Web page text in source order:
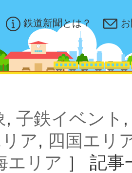
鉄道新聞とは？
, 子鉄イベント ,
ア, 四国エリ
エリア ］ 記事